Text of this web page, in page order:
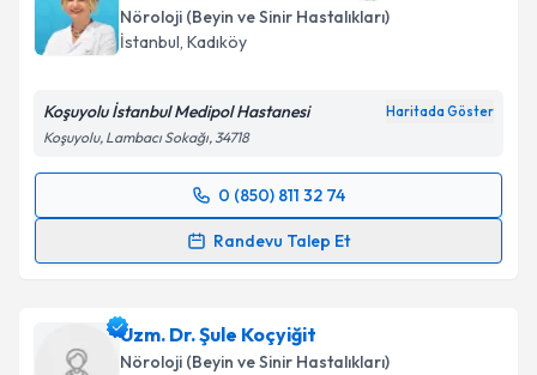
Nöroloji (Beyin ve Sinir Hastalıkları)
İstanbul, Kadıköy
Koşuyolu İstanbul Medipol Hastanesi Haritada Göster
Koşuyolu, Lambacı Sokağı, 34718
0 (850) 811 32 74
Randevu Talep Et
Randevu Takvimi Talebi
için bir takvim hazırlandığında e-posta ile
bilgilendireceğiz.
Uzm. Dr. Şule Koçyiğit
Nöroloji (Beyin ve Sinir Hastalıkları)